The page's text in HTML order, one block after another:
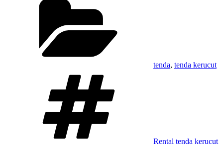
tenda, tenda kerucut
Rental tenda kerucut